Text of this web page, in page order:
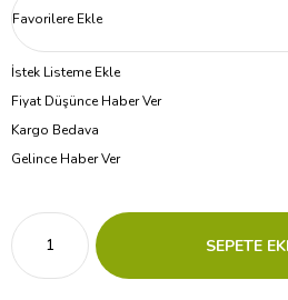
Favorilere Ekle
İstek Listeme Ekle
Fiyat Düşünce Haber Ver
Kargo Bedava
Gelince Haber Ver